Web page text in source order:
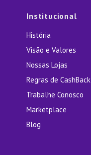
Institucional
História
Visão e Valores
Nossas Lojas
Regras de CashBack
Trabalhe Conosco
Marketplace
Blog